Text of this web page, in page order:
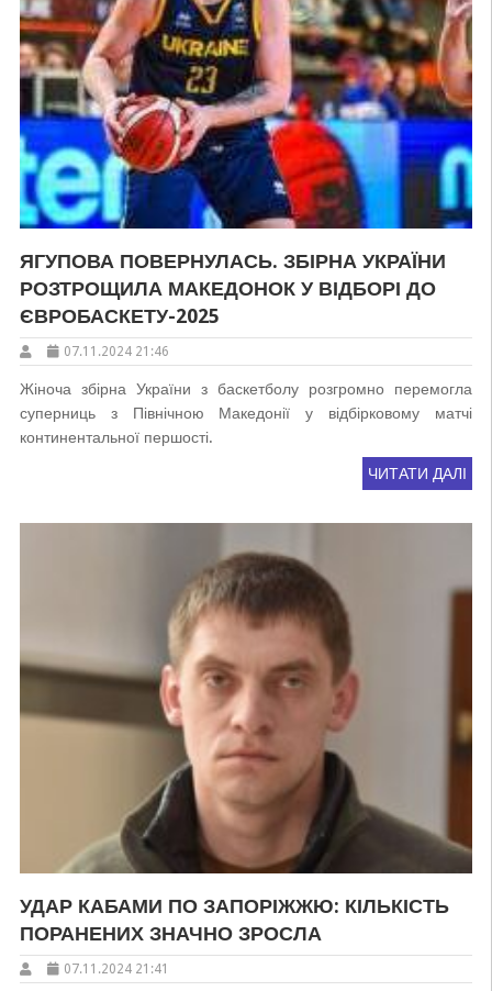
ЯГУПОВА ПОВЕРНУЛАСЬ. ЗБІРНА УКРАЇНИ
РОЗТРОЩИЛА МАКЕДОНОК У ВІДБОРІ ДО
ЄВРОБАСКЕТУ-2025
07.11.2024 21:46
Жіноча збірна України з баскетболу розгромно перемогла
суперниць з Північною Македонії у відбірковому матчі
континентальної першості.
ЧИТАТИ ДАЛІ
УДАР КАБАМИ ПО ЗАПОРІЖЖЮ: КІЛЬКІСТЬ
ПОРАНЕНИХ ЗНАЧНО ЗРОСЛА
07.11.2024 21:41